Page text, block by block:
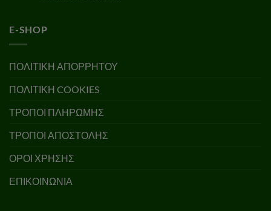
E-SHOP
ΠΟΛΙΤΙΚΗ ΑΠΟΡΡΗΤΟΥ
ΠΟΛΙΤΙΚΗ COOKIES
ΤΡΟΠΟΙ ΠΛΗΡΩΜΗΣ
ΤΡΟΠΟΙ ΑΠΟΣΤΟΛΗΣ
ΟΡΟΙ ΧΡΗΣΗΣ
ΕΠΙΚΟΙΝΩΝΙΑ